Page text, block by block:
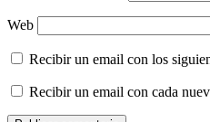
Web
Recibir un email con los
Recibir un email con cada